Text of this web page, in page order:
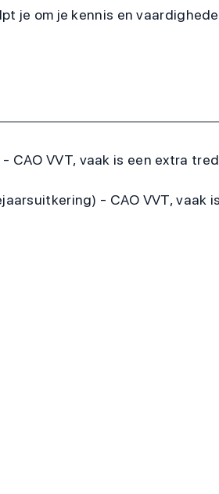
je om je kennis en
VVT, vaak is een extra
- CAO VVT, vaak